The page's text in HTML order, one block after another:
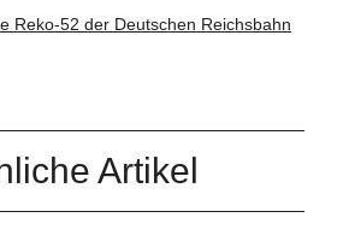
Reko-52 der Deutschen Reichsbahn
Artikel